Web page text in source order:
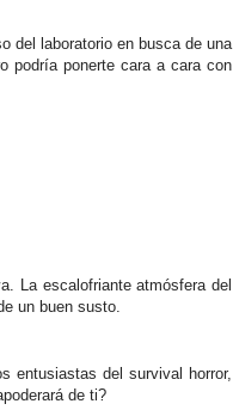
del laboratorio en busca de una
podría ponerte cara a cara con
La escalofriante atmósfera del
un buen susto.
entusiastas del survival horror,
de ti?